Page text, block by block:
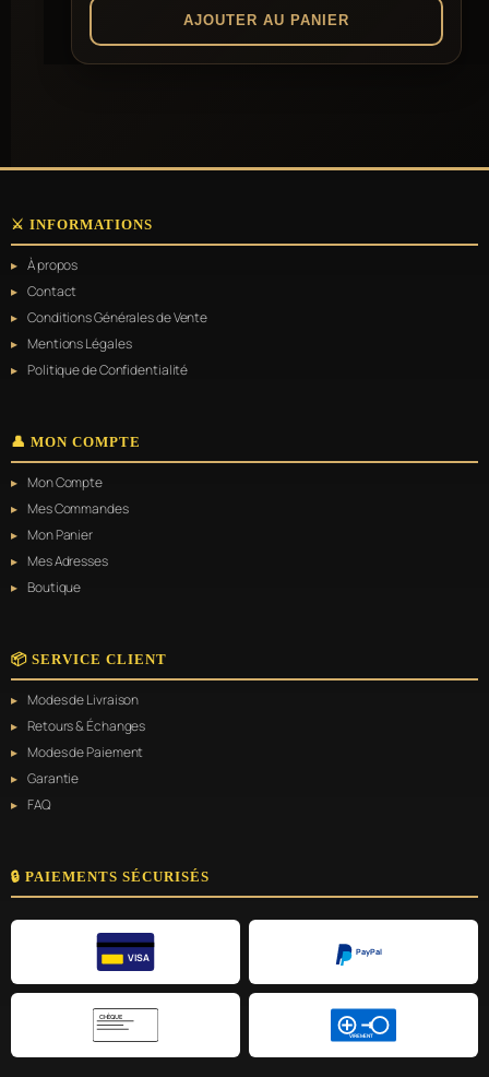
AJOUTER AU PANIER
⚔️ INFORMATIONS
À propos
Contact
Conditions Générales de Vente
Mentions Légales
Politique de Confidentialité
👤 MON COMPTE
Mon Compte
Mes Commandes
Mon Panier
Mes Adresses
Boutique
📦 SERVICE CLIENT
Modes de Livraison
Retours & Échanges
Modes de Paiement
Garantie
FAQ
🔒 PAIEMENTS SÉCURISÉS
VISA
PayPal
CHÈQUE
VIREMENT